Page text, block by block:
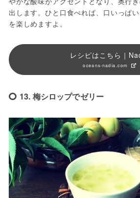
出します。ひと口食べれば、口いっぱ
を楽しめますよ。
レシピはこちら｜
oceans-nadia.com
13. 梅シロップでゼリー